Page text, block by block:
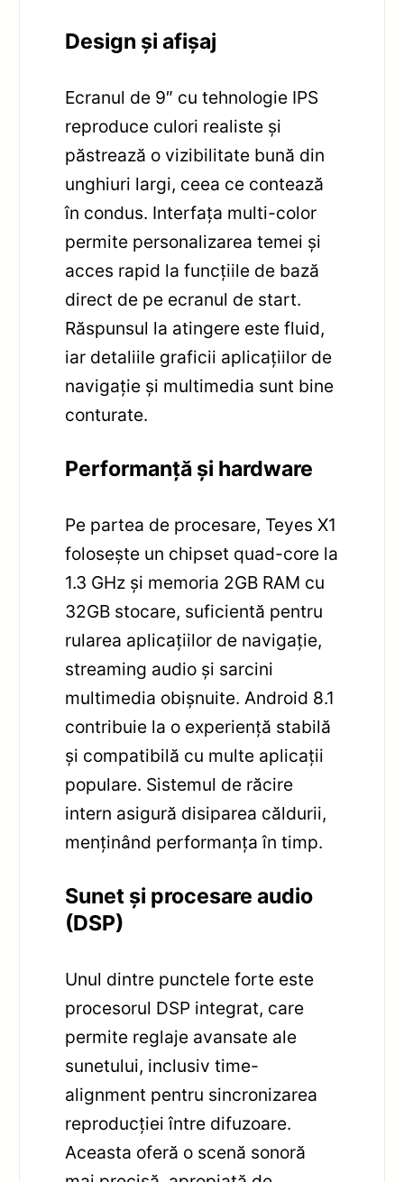
Design și afișaj
Ecranul de 9″ cu tehnologie IPS
reproduce culori realiste și
păstrează o vizibilitate bună din
unghiuri largi, ceea ce contează
în condus. Interfața multi-color
permite personalizarea temei și
acces rapid la funcțiile de bază
direct de pe ecranul de start.
Răspunsul la atingere este fluid,
iar detaliile graficii aplicațiilor de
navigație și multimedia sunt bine
conturate.
Performanță și hardware
Pe partea de procesare, Teyes X1
folosește un chipset quad-core la
1.3 GHz și memoria 2GB RAM cu
32GB stocare, suficientă pentru
rularea aplicațiilor de navigație,
streaming audio și sarcini
multimedia obișnuite. Android 8.1
contribuie la o experiență stabilă
și compatibilă cu multe aplicații
populare. Sistemul de răcire
intern asigură disiparea căldurii,
menținând performanța în timp.
Sunet și procesare audio
(DSP)
Unul dintre punctele forte este
procesorul DSP integrat, care
permite reglaje avansate ale
sunetului, inclusiv time-
alignment pentru sincronizarea
reproducției între difuzoare.
Aceasta oferă o scenă sonoră